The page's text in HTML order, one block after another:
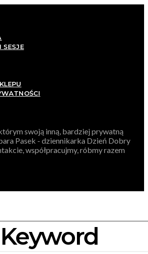
swoją inną, bardziej prywatną
Pasek - dziennikarka Dzień Dobry
współpracujmy, róbmy razem